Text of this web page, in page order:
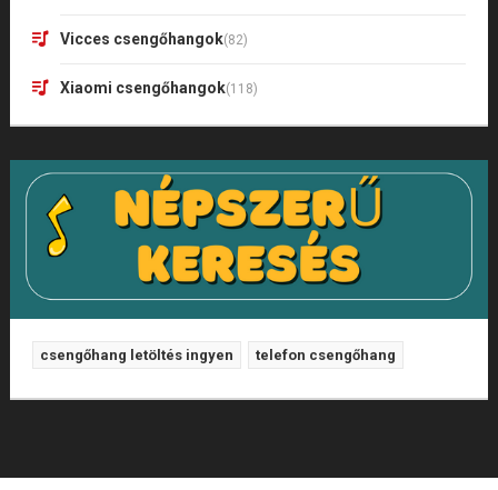
Vicces csengőhangok(82)
Xiaomi csengőhangok(118)
csengőhang letöltés ingyen telefon csengőhang